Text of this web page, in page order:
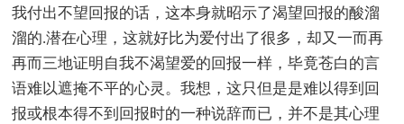
我付出不望回报的话，这本身就昭示了渴望回报的酸溜
溜的.潜在心理，这就好比为爱付出了很多，却又一而再
再而三地证明自我不渴望爱的回报一样，毕竟苍白的言
语难以遮掩不平的心灵。我想，这只但是是难以得到回
报或根本得不到回报时的一种说辞而已，并不是其心理